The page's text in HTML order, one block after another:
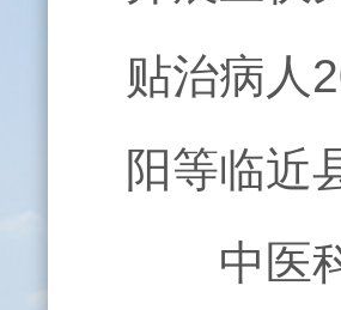
贴治病人
阳等临近
中医科